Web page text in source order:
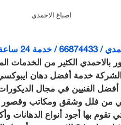
اصباغ الاحمدي
24 ساعة
بالاحمدي الكثير من الخدمات
خدمة أفضل دهان
الفنيين في مجال الديكورات
من فلل وشقق ومكاتب
بها أجود أنواع الدهانات